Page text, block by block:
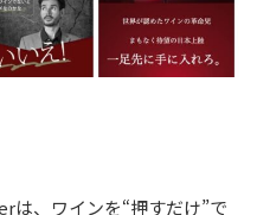
は、ワインを“押すだけ”で